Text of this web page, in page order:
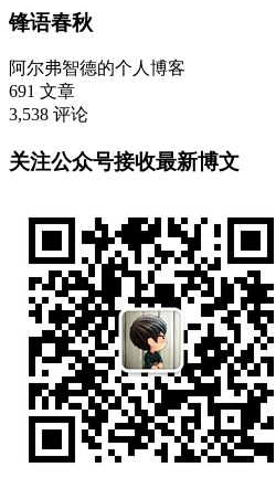
锋语春秋
阿尔弗智德的个人博客
691 文章
3,538 评论
关注公众号接收最新博文